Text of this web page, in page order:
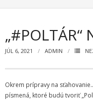
- História školy
- Naše úspechy od roku
„#POLTÁR“
JÚL 6, 2021 ADMIN
Okrem prípravy na
písmená, ktoré budú tvoriť